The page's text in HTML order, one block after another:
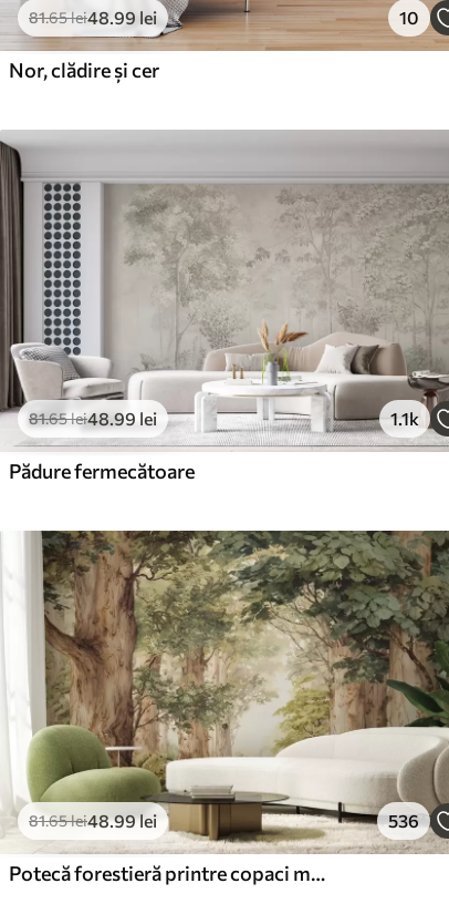
81.65lei48.99 lei 10
Nor, clădire și cer
81.65lei48.99 lei 1.1k
Pădure fermecătoare
81.65lei48.99lei 536
Potecă forestieră printre copaci maiestuoși, în stil acuarelă